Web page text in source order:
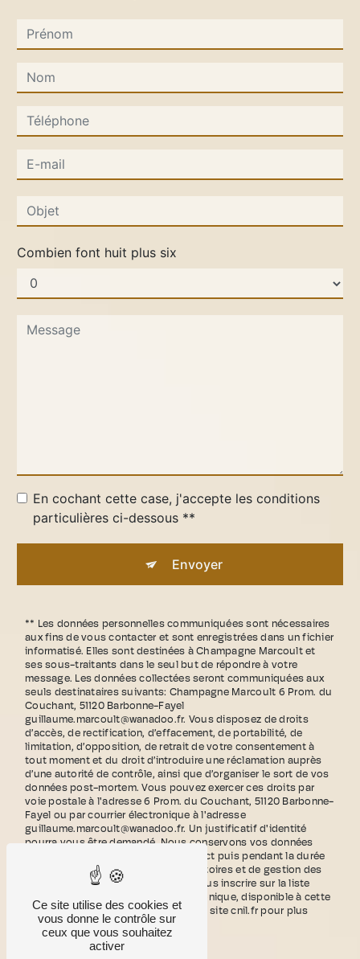
Combien font huit plus six
En cochant cette case, j'accepte les conditions
particulières ci-dessous **
Envoyer
** Les données personnelles communiquées sont nécessaires
aux fins de vous contacter et sont enregistrées dans un fichier
informatisé. Elles sont destinées à Champagne Marcoult et
ses sous-traitants dans le seul but de répondre à votre
message. Les données collectées seront communiquées aux
seuls destinataires suivants: Champagne Marcoult 6 Prom. du
Couchant, 51120 Barbonne-Fayel
guillaume.marcoult@wanadoo.fr. Vous disposez de droits
d’accès, de rectification, d’effacement, de portabilité, de
limitation, d’opposition, de retrait de votre consentement à
tout moment et du droit d’introduire une réclamation auprès
d’une autorité de contrôle, ainsi que d’organiser le sort de vos
données post-mortem. Vous pouvez exercer ces droits par
voie postale à l'adresse 6 Prom. du Couchant, 51120 Barbonne-
Fayel ou par courrier électronique à l'adresse
guillaume.marcoult@wanadoo.fr. Un justificatif d'identité
pourra vous être demandé. Nous conservons vos données
pendant la période de prise de contact puis pendant la durée
de prescription légale aux fins probatoires et de gestion des
contentieux. Vous avez le droit de vous inscrire sur la liste
d'opposition au démarchage téléphonique, disponible à cette
adresse: Bloctel.gouv.fr. Consultez le site cnil.fr pour plus
d’informations sur vos droits.
Ce site utilise des cookies et
vous donne le contrôle sur
ceux que vous souhaitez
activer